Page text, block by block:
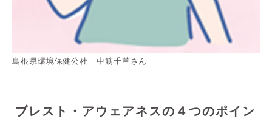
島根県環境保健公社 中筋千草さん
ブレスト・アウェアネスの４つのポイン